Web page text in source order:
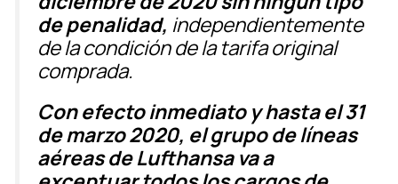
de penalidad, independientemente
de la condición de la tarifa original
comprada.
Con efecto inmediato y hasta el 31
de marzo 2020, el grupo de líneas
aéreas de Lufthansa va a